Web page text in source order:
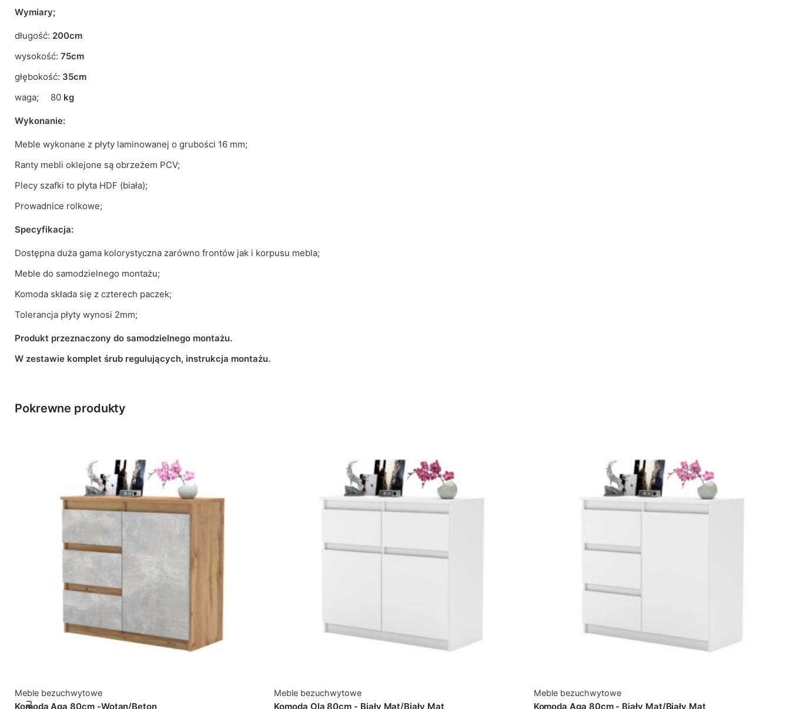
Wymiary;
długość: 200cm
wysokość: 75cm
głębokość: 35cm
waga; 80 kg
Wykonanie:
Meble wykonane z płyty laminowanej o grubości 16 mm;
Ranty mebli oklejone są obrzeżem PCV;
Plecy szafki to płyta HDF (biała);
Prowadnice rolkowe;
Specyfikacja:
Dostępna duża gama kolorystyczna zarówno frontów jak i korpusu mebla;
Meble do samodzielnego montażu;
Komoda składa się z czterech paczek;
Tolerancja płyty wynosi 2mm;
Produkt przeznaczony do samodzielnego montażu.
W zestawie komplet śrub regulujących, instrukcja montażu.
Grubość płyty
Prowadnice
Pokrewne produkty
Meble bezuchwytowe
Komoda Aga 80cm -Wotan/Beton
Meble bezuchwytowe
Komoda Ola 80cm - Biały Mat/Biały Mat
Meble bezuchwytowe
Komoda Aga 80cm - Biały Mat/Biały Mat